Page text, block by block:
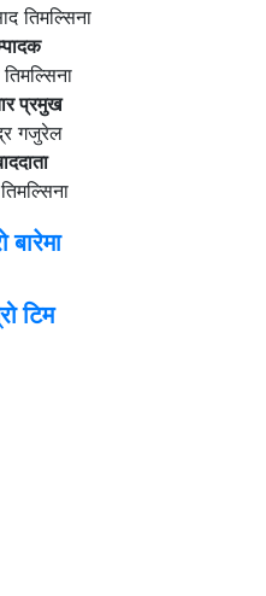
तिमल्सिना
तिमल्सिना
प्रमुख
गजुरेल
तिमल्सिना
बारेमा
टिम